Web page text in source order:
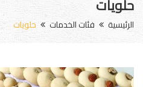
حلويات
الرئيسية فئات الخدمات حلويات